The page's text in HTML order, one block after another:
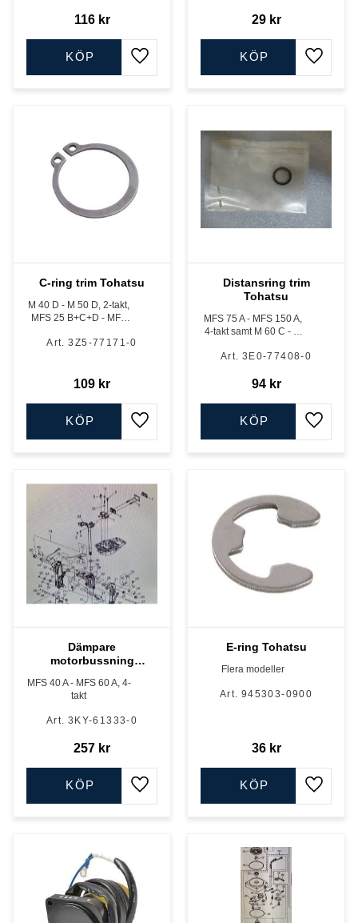
116kr
Lägg till i favoriter
KÖP
29kr
Lägg
KÖP
C-ring trim Tohatsu
M 40 D - M 50 D, 2-takt,
MFS 25 B+C+D - MFS
A - MFS 60 A, 4-takt
3Z5-77171-0
109 kr
Lägg till i favoriter
KÖP
Distansring trim
Tohatsu
MFS 75 A - MFS 150 A,
4-takt samt M 60 C - M
70 - 115 hk, TLDI
3E0-77408-0
94kr
Lägg
KÖP
Dämpare
motorbussning
MFS 40 A - MFS 60 A, 4-
takt
3KY-61333-0
257 kr
Lägg till i favoriter
KÖP
E-ring Tohatsu
Flera modeller
945303-0900
36kr
Lägg
KÖP